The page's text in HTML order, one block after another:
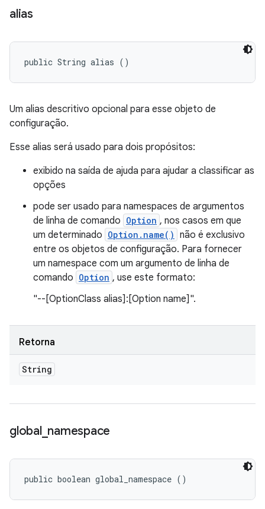
alias
public String alias ()
Um alias descritivo opcional para esse objeto de
configuração.
Esse alias será usado para dois propósitos:
exibido na saída de ajuda para ajudar a classificar as
opções
pode ser usado para namespaces de argumentos
de linha de comando Option , nos casos em que
um determinado Option.name() não é exclusivo
entre os objetos de configuração. Para fornecer
um namespace com um argumento de linha de
comando Option , use este formato:
"--[OptionClass alias]:[Option name]".
Retorna
String
global_ namespace
public boolean global_namespace ()